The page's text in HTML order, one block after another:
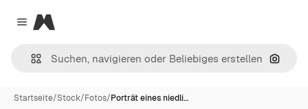
Close menu
Magnific
Nach
Startseite/Stock/Fotos/Porträt eines niedli…